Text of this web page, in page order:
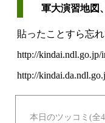
軍大演習地図
貼ったことすら忘れ
http://
http://
本日のツッコミ(全